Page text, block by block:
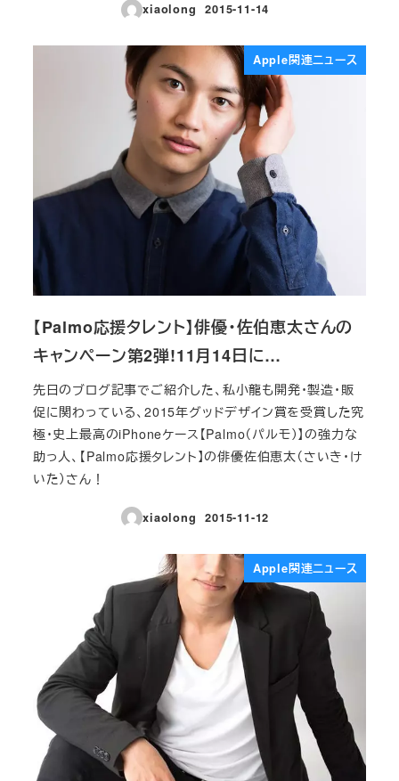
xiaolong
投稿日
2015-11-14
Apple関連ニュース
【Palmo応援タレント】俳優・佐伯恵太さんの
キャンペーン第2弾!11月14日に…
先日のブログ記事でご紹介した、私小龍も開発・製造・販
促に関わっている、2015年グッドデザイン賞を受賞した究
極・史上最高のiPhoneケース【Palmo（パルモ）】の強力な
助っ人、【Palmo応援タレント】の俳優佐伯恵太（さいき・け
いた）さん！
xiaolong
投稿日
2015-11-12
Apple関連ニュース